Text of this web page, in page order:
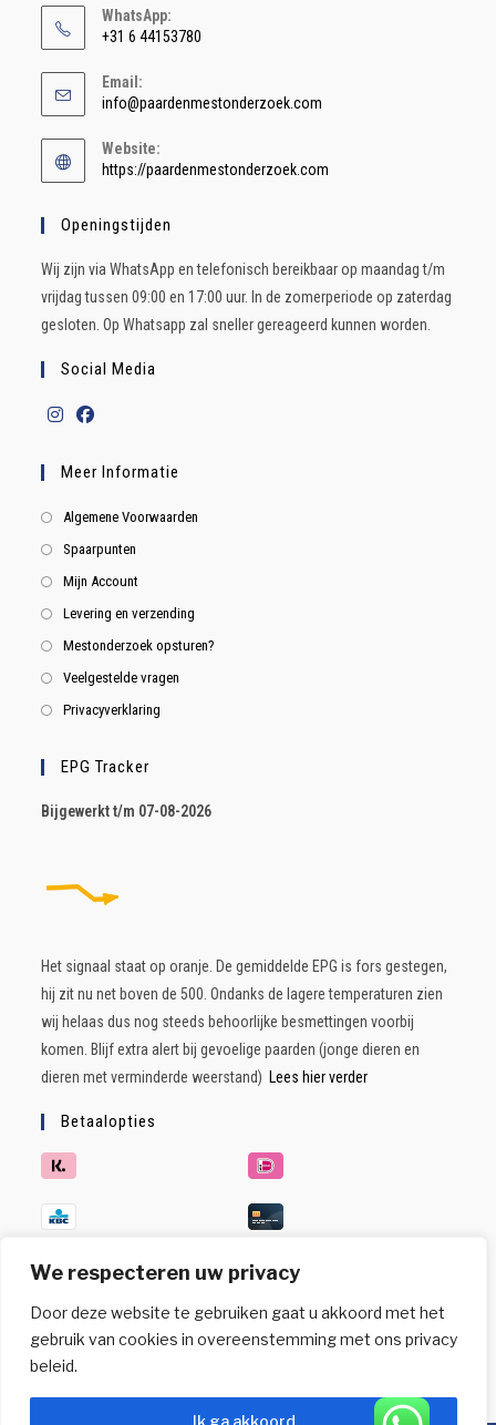
We respecteren uw privacy
Door deze website te gebruiken gaat u akkoord met het
gebruik van cookies in overeenstemming met ons privacy
beleid.
Ik ga akkoord
WhatsApp:
+31 6 44153780
Email:
info@paardenmestonderzoek.com
Website:
https://paardenmestonderzoek.com
Openingstijden
Wij zijn via WhatsApp en telefonisch bereikbaar op maandag t/m
vrijdag tussen 09:00 en 17:00 uur. In de zomerperiode op zaterdag
gesloten. Op Whatsapp zal sneller gereageerd kunnen worden.
Social Media
Meer Informatie
Algemene Voorwaarden
Spaarpunten
Mijn Account
Levering en verzending
Mestonderzoek opsturen?
Veelgestelde vragen
Privacyverklaring
EPG Tracker
Bijgewerkt t/m 07-08-2026
Het signaal staat op oranje. De gemiddelde EPG is fors gestegen,
hij zit nu net boven de 500. Ondanks de lagere temperaturen zien
wij helaas dus nog steeds behoorlijke besmettingen voorbij
komen. Blijf extra alert bij gevoelige paarden (jonge dieren en
dieren met verminderde weerstand) Lees hier verder
Betaalopties